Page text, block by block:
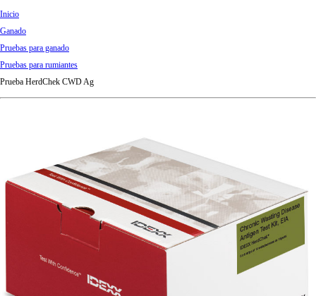
m
Inicio
Ganado
Pruebas para ganado
Pruebas para rumiantes
Prueba HerdChek CWD Ag